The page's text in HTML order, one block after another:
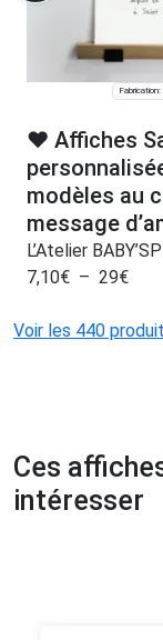
❤️ Affiches
modèles au
message
L’Atelier
7,10€ – 29€
Voir les 440
Ces
intéresser